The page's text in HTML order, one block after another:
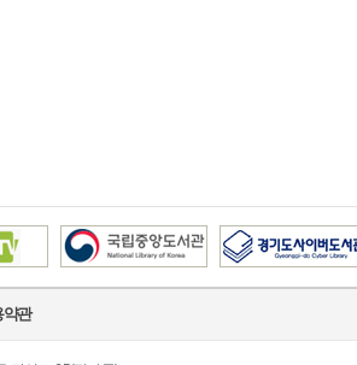
약관